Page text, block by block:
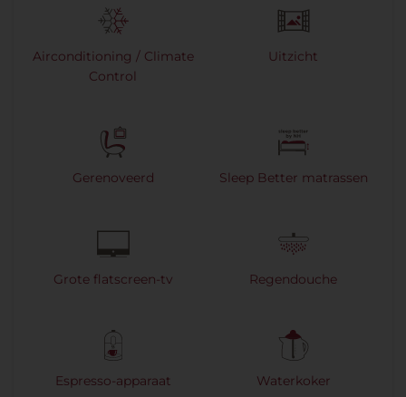
Airconditioning / Climate
Control
Uitzicht
Gerenoveerd Sleep Better matrassen
Grote flatscreen-tv Regendouche
Espresso-apparaat Waterkoker